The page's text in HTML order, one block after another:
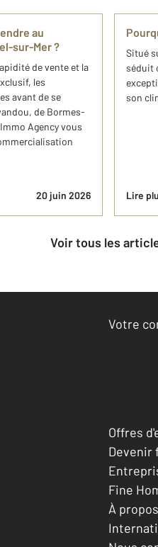
au
sur-Mer ?
de vente et la
les
avant de se
de Bormes-
Agency vous
20 juin 2026
Situé
séduit
son
Lire
Voir tous les
Votre
Offres
Devenir
Fine
À propos